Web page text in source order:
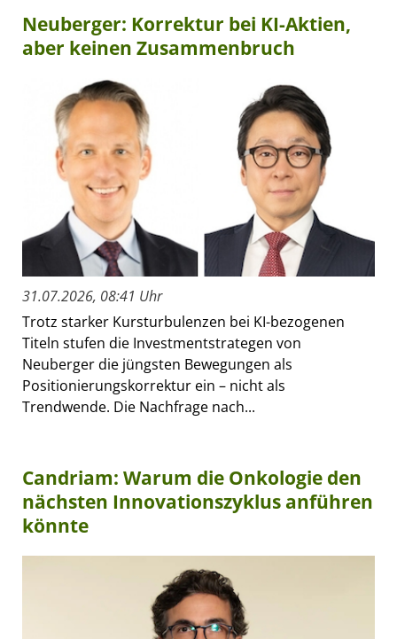
Neuberger: Korrektur bei KI-Aktien,
aber keinen Zusammenbruch
31.07.2026, 08:41 Uhr
Trotz starker Kursturbulenzen bei KI-bezogenen
Titeln stufen die Investmentstrategen von
Neuberger die jüngsten Bewegungen als
Positionierungskorrektur ein – nicht als
Trendwende. Die Nachfrage nach...
Candriam: Warum die Onkologie den
nächsten Innovationszyklus anführen
könnte